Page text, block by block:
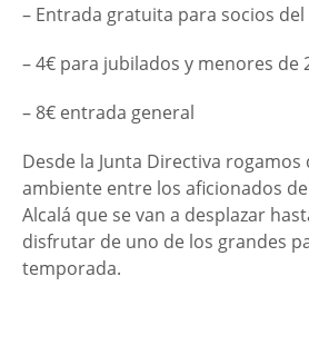
– Entrada gratuita para socios del
– 4€ para jubilados y menores de
– 8€ entrada general
Desde la Junta Directiva
ambiente entre los aficionados del
Alcalá que se van a desplazar
disfrutar de uno de los grandes
temporada.